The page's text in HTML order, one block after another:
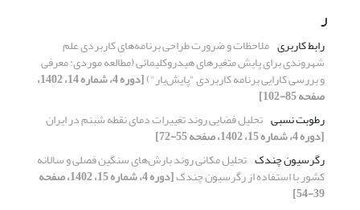
ر
رابط کاربری ملاحظات و ضرورت طراحی برنامه‌های کاربردی علم
شهروندی برای پایش متغیرهای هیدروکلیمائی (مطالعه موردی: معرفی
و بررسی کارایی برنامه کاربردی "پایش‌یار") [دوره 4، شماره 14، 1402،
صفحه 85-102]
رطوبت نسبی تحلیل فضایی روند تغییرات دمای نقطه شبنم در ایران
[دوره 4، شماره 15، 1402، صفحه 55-72]
رگرسیون چندک تحلیل مکانی روند بارش‌های سنگین فصلی و سالانه
کشور با استفاده از رگرسیون چندک [دوره 4، شماره 15، 1402، صفحه
39-54]